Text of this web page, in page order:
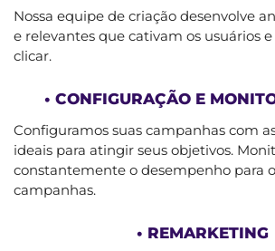
Nossa equipe de criação desenvolve
e relevantes que cativam os usuários
clicar.
• CONFIGURAÇÃO E
Configuramos suas campanhas com
ideais para atingir seus objetivos.
constantemente o desempenho para
campanhas.
• REMARKETING